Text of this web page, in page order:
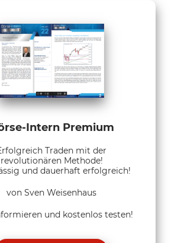
Intern Premium
Traden mit der
revolutionären Methode!
und dauerhaft erfolgreich!
von Sven Weisenhaus
und kostenlos testen!